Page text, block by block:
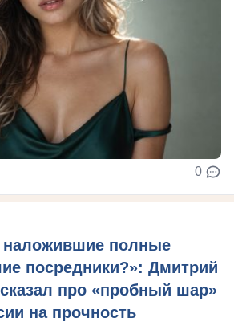
0
наложившие полные
посредники?»: Дмитрий
про «пробный шар»
на прочность